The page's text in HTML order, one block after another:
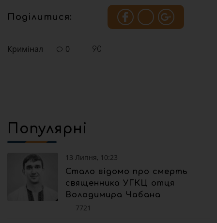
Поділитися:
Кримінал 0 90
Популярні
13 Липня, 10:23
Стало відомо про смерть
священника УГКЦ отця
Володимира Чабана
7721